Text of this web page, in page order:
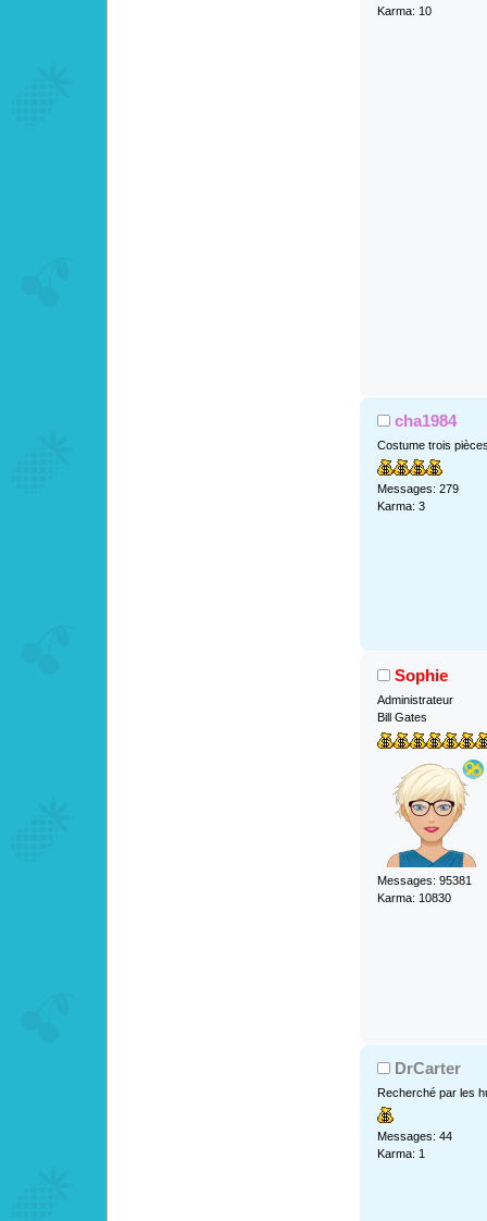
Karma: 10
cha1984
Costume trois
Messages: 279
Karma: 3
Sophie
Administrateur
Bill Gates
Messages: 95381
Karma: 10830
DrCarter
Recherché par les
Messages: 44
Karma: 1